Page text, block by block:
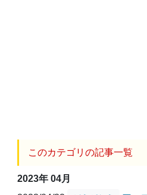
このカテゴリの記事一覧
2023年 04月